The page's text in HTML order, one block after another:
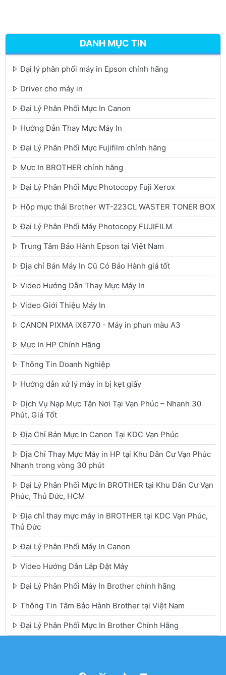
DANH MỤC TIN
Đại lý phân phối máy in Epson chính hãng
Driver cho máy in
Đại Lý Phân Phối Mực In Canon
Hướng Dẫn Thay Mực Máy In
Đại Lý Phân Phối Mực Fujifilm chính hãng
Mực In BROTHER chính hãng
Đại Lý Phân Phối Mực Photocopy Fuji Xerox
Hộp mực thải Brother WT-223CL WASTER TONER BOX
Đại Lý Phân Phối Máy Photocopy FUJIFILM
Trung Tâm Bảo Hành Epson tại Việt Nam
Địa chỉ Bán Máy In Cũ Có Bảo Hành giá tốt
Video Hướng Dẫn Thay Mực Máy In
Video Giới Thiệu Máy In
CANON PIXMA iX6770 - Máy in phun màu A3
Mực In HP Chính Hãng
Thông Tin Doanh Nghiệp
Hướng dẫn xử lý máy in bị kẹt giấy
Dịch Vụ Nạp Mực Tận Nơi Tại Vạn Phúc – Nhanh 30
Phút, Giá Tốt
Địa Chỉ Bán Mực In Canon Tại KDC Vạn Phúc
Địa Chỉ Thay Mực Máy in HP tại Khu Dân Cư Vạn Phúc
Nhanh trong vòng 30 phút
Đại Lý Phân Phối Mực In BROTHER tại Khu Dân Cư Vạn
Phúc, Thủ Đức, HCM
Địa chỉ thay mực máy in BROTHER tại KDC Vạn Phúc,
Thủ Đức
Đại Lý Phân Phối Máy In Canon
Video Hướng Dẫn Lắp Đặt Máy
Đại Lý Phân Phối Máy In Brother chính hãng
Thông Tin Tâm Bảo Hành Brother tại Việt Nam
Đại Lý Phân Phối Mực In Brother Chính Hãng